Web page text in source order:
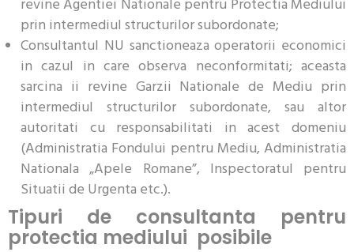
revine Agentiei Nationale pentru Protectia Mediului
prin intermediul structurilor subordonate;
Consultantul NU sanctioneaza operatorii economici
in cazul in care observa neconformitati; aceasta
sarcina ii revine Garzii Nationale de Mediu prin
intermediul structurilor subordonate, sau altor
autoritati cu responsabilitati in acest domeniu
(Administratia Fondului pentru Mediu, Administratia
Nationala „Apele Romane”, Inspectoratul pentru
Situatii de Urgenta etc.).
Tipuri de consultanta pentru
protectia mediului posibile